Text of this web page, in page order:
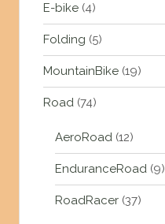
E-bike(4)
Folding (5)
MountainBike(19)
Road(74)
AeroRoad(12)
EnduranceRoad(9)
RoadRacer(37)